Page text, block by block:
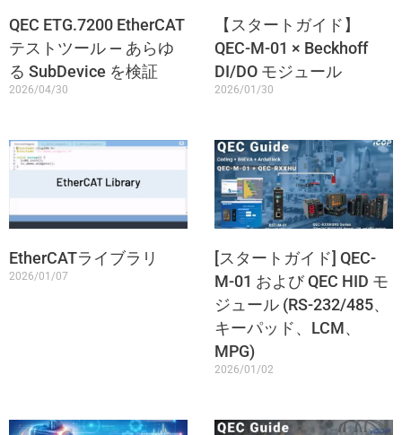
QEC ETG.7200 EtherCAT
テストツール — あらゆ
る SubDevice を検証
2026/04/30
【スタートガイド】
QEC-M-01 × Beckhoff
DI/DO モジュール
2026/01/30
EtherCATライブラリ
2026/01/07
[スタートガイド] QEC-
M-01 および QEC HID モ
ジュール (RS-232/485、
キーパッド、LCM、
MPG)
2026/01/02